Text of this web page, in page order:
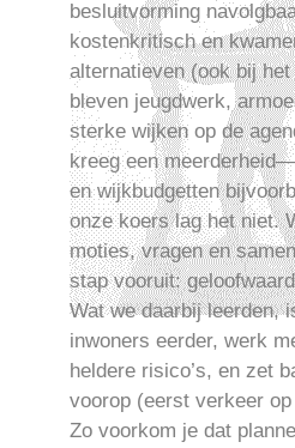
besluitvorming
kostenkritisch en
alternatieven (ook bij
bleven jeugdwerk,
sterke wijken op de
kreeg een
en wijkbudgetten
onze koers lag het niet.
moties, vragen en
stap vooruit:
Wat we daarbij leerden,
inwoners eerder, werk
heldere risico’s, en zet
voorop (eerst verkeer
Zo voorkom je dat